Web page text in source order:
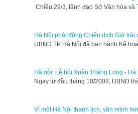
Chiều 29/3, lãnh đạo Sở Văn hóa
Hà Nội phát động Chiến dịch Giờ trái
UBND TP Hà Nội đã ban hành Kế
Hà nội: Lễ hội Xuân Thăng Long - Hà
​Ngay từ đầu tháng 10/2008, UBND
Vì một Hà Nội thanh lịch, văn minh